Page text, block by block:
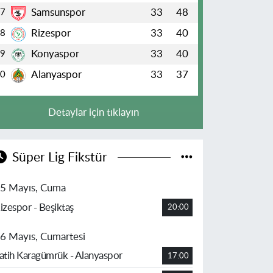
7 Samsunspor 33 48
8 Rizespor 33 40
9 Konyaspor 33 40
Alanyaspor 33 37
Detaylar için tıklayın
Süper Lig Fikstür
Mayıs, Cuma
- Beşiktaş
20:00
Mayıs, Cumartesi
Karagümrük - Alanyaspor
17:00